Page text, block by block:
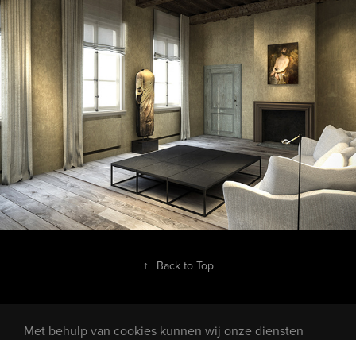
2011
↑ Back to Top
Met behulp van cookies kunnen wij onze diensten